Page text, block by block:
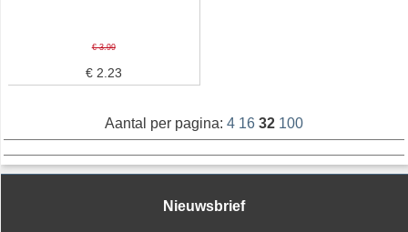
€ 3.99
€ 2.23
Aantal per pagina: 4 16 32 100
Nieuwsbrief